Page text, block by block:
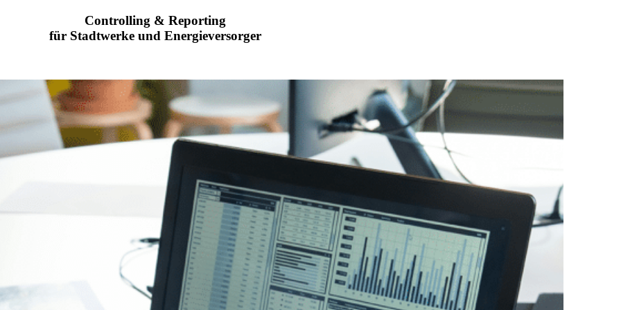
Controlling & Reporting
für Stadtwerke und Energieversorger